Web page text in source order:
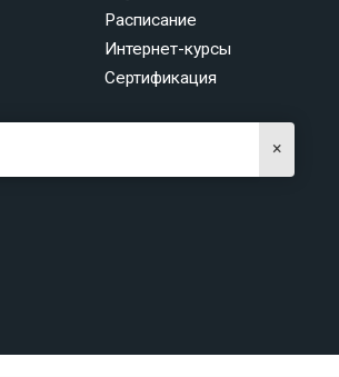
Расписание
Интернет-курсы
Сертификация
×